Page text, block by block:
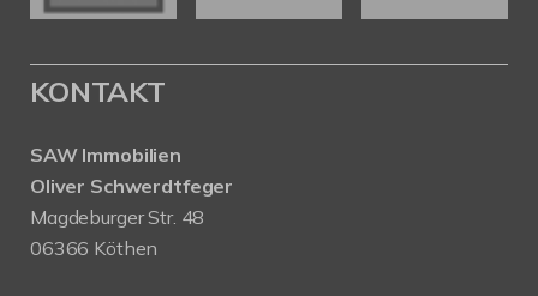
KONTAKT
SAW Immobilien
Oliver Schwerdtfeger
Magdeburger Str. 48
06366 Köthen